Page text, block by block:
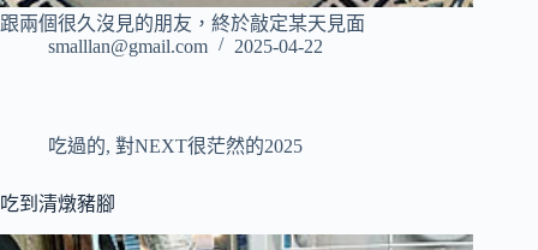
跟兩個很久沒見的朋友，終於敲定某天見面
smalllan@gmail.com
2025-04-22
吃過的, 對NEXT很茫然的2025
吃到清燉豬腳